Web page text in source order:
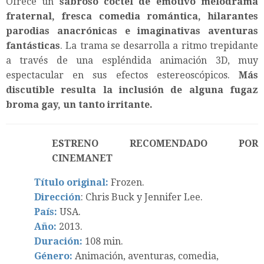
fraternal, fresca comedia romántica, hilarantes
parodias anacrónicas e imaginativas aventuras
fantásticas. La trama se desarrolla a ritmo trepidante
a través de una espléndida animación 3D, muy
espectacular en sus efectos estereoscópicos. Más
discutible resulta la inclusión de alguna fugaz
broma gay, un tanto irritante.
ESTRENO RECOMENDADO POR
CINEMANET
Título original: Frozen.
Dirección: Chris Buck y Jennifer Lee.
País: USA.
Año: 2013.
Duración: 108 min.
Género: Animación, aventuras, comedia,